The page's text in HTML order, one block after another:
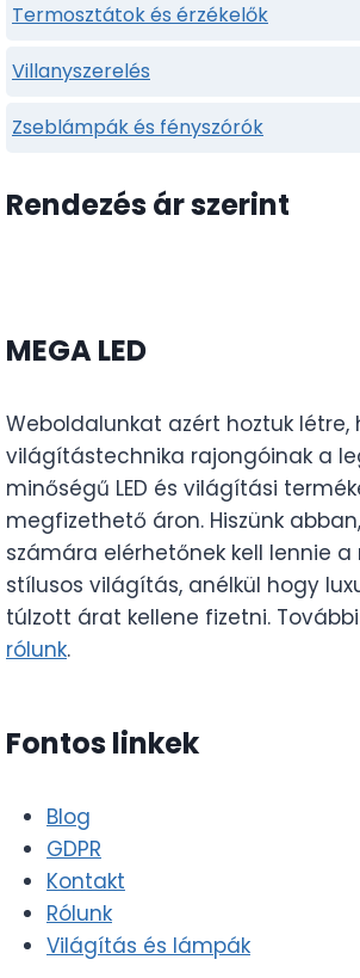
Termosztátok és érzékelők
Villanyszerelés
Zseblámpák és fényszórók
Rendezés ár szerint
MEGA LED
Weboldalunkat azért hoztuk létre,
világítástechnika rajongóinak a
minőségű LED és világítási
megfizethető áron. Hiszünk
számára elérhetőnek kell lennie a
stílusos világítás, anélkül hogy
túlzott árat kellene fizetni.
rólunk.
Fontos linkek
Blog
GDPR
Kontakt
Rólunk
Világítás és lámpák